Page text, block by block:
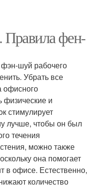
фен-
шуй рабочего
Убрать все
офисного
физические и
стимулирует
лучше, чтобы он был
течения
можно также
она помогает
в офисе. Естественно,
количество